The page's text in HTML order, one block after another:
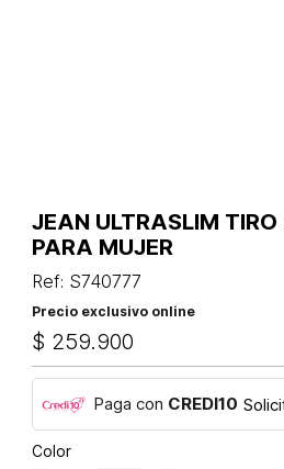
JEAN ULTRASLIM TIRO
PARA MUJER
Ref: S740777
Precio exclusivo online
$ 259.900
Paga con CREDI10
Color